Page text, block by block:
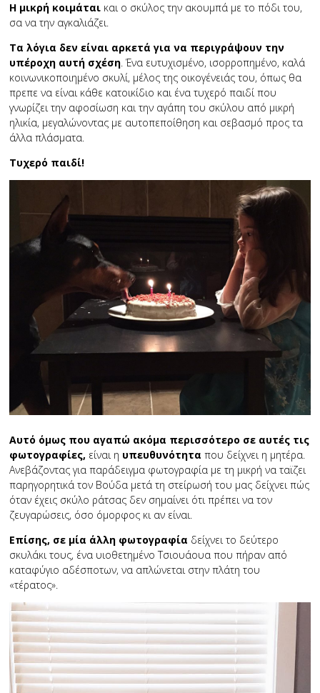
Η μικρή κοιμάται και ο σκύλος την ακουμπά με το πόδι του,
σα να την αγκαλιάζει.
Τα λόγια δεν είναι αρκετά για να περιγράψουν την
υπέροχη αυτή σχέση. Ένα ευτυχισμένο, ισορροπημένο, καλά
κοινωνικοποιημένο σκυλί, μέλος της οικογένειάς του, όπως θα
πρεπε να είναι κάθε κατοικίδιο και ένα τυχερό παιδί που
γνωρίζει την αφοσίωση και την αγάπη του σκύλου από μικρή
ηλικία, μεγαλώνοντας με αυτοπεποίθηση και σεβασμό προς τα
άλλα πλάσματα.
Τυχερό παιδί!
Αυτό όμως που αγαπώ ακόμα περισσότερο σε αυτές τις
φωτογραφίες, είναι η υπευθυνότητα που δείχνει η μητέρα.
Ανεβάζοντας για παράδειγμα φωτογραφία με τη μικρή να ταϊζει
παρηγορητικά τον Βούδα μετά τη στείρωσή του μας δείχνει πώς
όταν έχεις σκύλο ράτσας δεν σημαίνει ότι πρέπει να τον
ζευγαρώσεις, όσο όμορφος κι αν είναι.
Επίσης, σε μία άλλη φωτογραφία δείχνει το δεύτερο
σκυλάκι τους, ένα υιοθετημένο Τσιουάουα που πήραν από
καταφύγιο αδέσποτων, να απλώνεται στην πλάτη του
«τέρατος».